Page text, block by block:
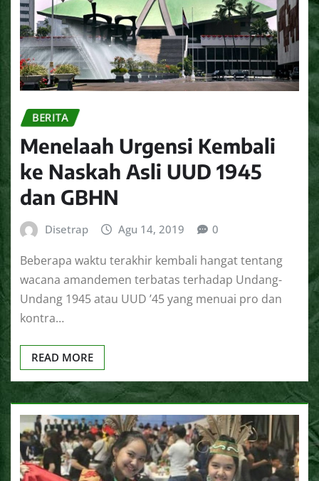
BERITA
Menelaah Urgensi Kembali
ke Naskah Asli UUD 1945
dan GBHN
Disetrap Agu 14, 2019 0
Beberapa waktu terakhir kembali hangat tentang
wacana amandemen terbatas terhadap Undang-
Undang 1945 atau UUD ’45 yang menuai pro dan
kontra…
READ MORE